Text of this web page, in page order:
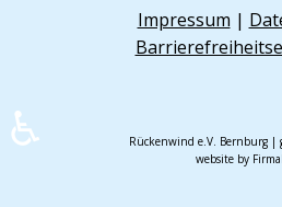
Impressum |
Rückenwind e.V. Bernburg |
website by